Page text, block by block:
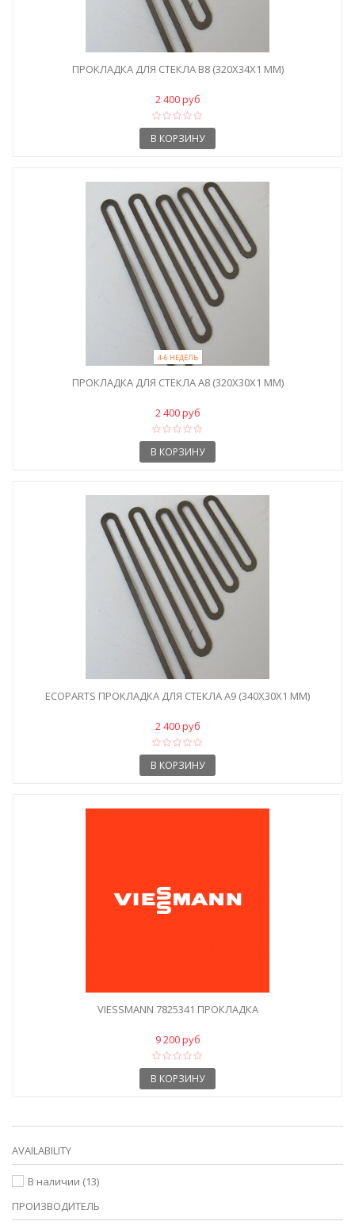
ПРОКЛАДКА ДЛЯ СТЕКЛА B8 (320X34X1 ММ)
2 400 руб
В КОРЗИНУ
4-6 НЕДЕЛЬ
ПРОКЛАДКА ДЛЯ СТЕКЛА A8 (320X30X1 ММ)
2 400 руб
В КОРЗИНУ
ECOPARTS ПРОКЛАДКА ДЛЯ СТЕКЛА A9 (340X30X1 ММ)
2 400 руб
В КОРЗИНУ
VIESSMANN 7825341 ПРОКЛАДКА
9 200 руб
В КОРЗИНУ
AVAILABILITY
В наличии (13)
ПРОИЗВОДИТЕЛЬ